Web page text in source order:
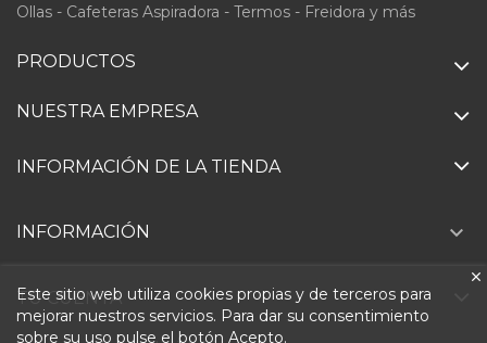
Ollas - Cafeteras Aspiradora - Termos - Freidora y más
PRODUCTOS
NUESTRA EMPRESA
INFORMACIÓN DE LA TIENDA
Este sitio web utiliza cookies propias y de terceros para
mejorar nuestros servicios. Para dar su consentimiento
sobre su uso pulse el botón Acepto.
INFORMACIÓN 
TU CUENTA